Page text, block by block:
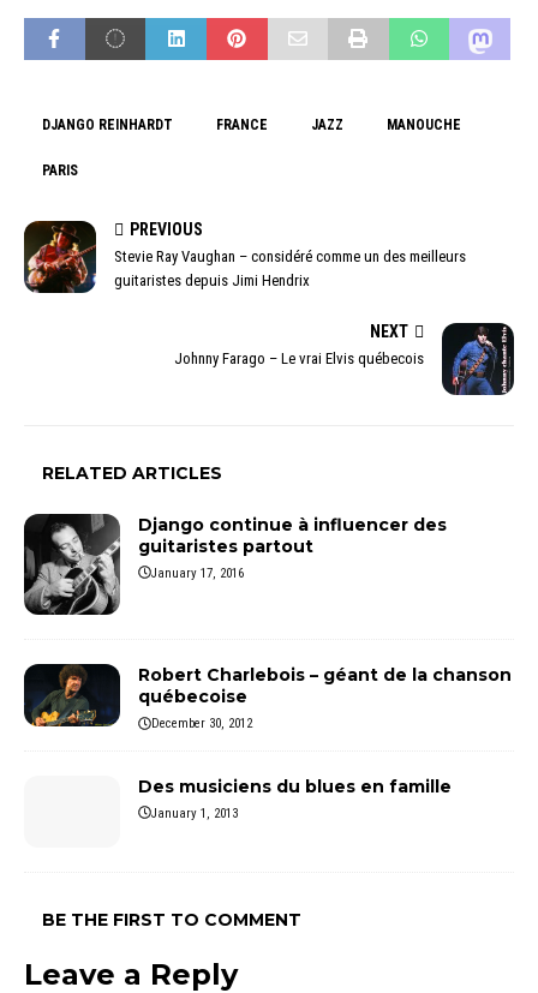
DJANGO REINHARDT FRANCE JAZZ MANOUCHE
PARIS
PREVIOUS
Stevie Ray Vaughan – considéré comme un des meilleurs
guitaristes depuis Jimi Hendrix
NEXT
Johnny Farago – Le vrai Elvis québecois
RELATED ARTICLES
Django continue à influencer des
guitaristes partout
January 17, 2016
Robert Charlebois – géant de la chanson
québecoise
December 30, 2012
Des musiciens du blues en famille
January 1, 2013
BE THE FIRST TO COMMENT
Leave a Reply